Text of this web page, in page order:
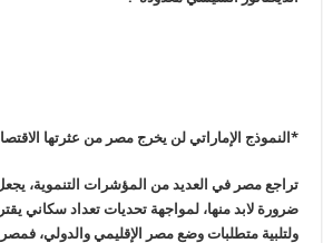
*النموذج الإماراتي لن يخرج مصر من عثرتها
تراجع مصر في العديد من المؤشرات التنموية،
ولتلبية متطلبات وضع مصر الإقليمي والدولي، فمصر